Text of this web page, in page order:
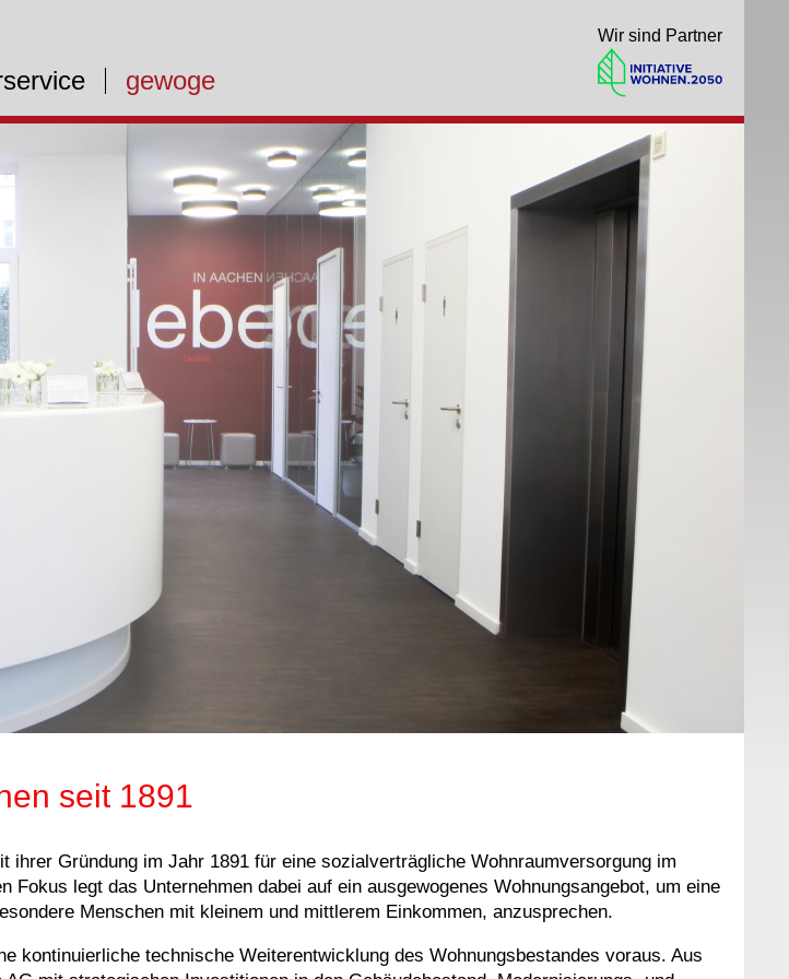
Wir sind Partner
gewoge
seit 1891
ihrer Gründung im Jahr 1891 für eine sozialverträgliche Wohnraumversorgung im
Fokus legt das Unternehmen dabei auf ein ausgewogenes Wohnungsangebot, um eine
Menschen mit kleinem und mittlerem Einkommen, anzusprechen.
kontinuierliche technische Weiterentwicklung des Wohnungsbestandes voraus. Aus